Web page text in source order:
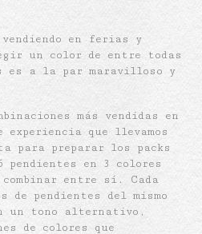
en ferias y
un color de entre todas
es a la par maravilloso y
más vendidas en
experiencia que llevamos
para preparar los packs
pendientes en 3 colores
entre sí. Cada
de pendientes del mismo
un tono alternativo,
de colores que